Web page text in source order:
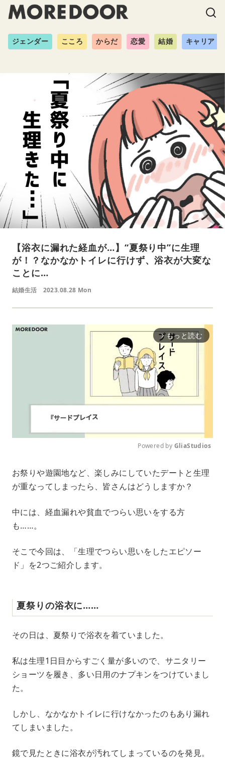
ジェンダー こころ からだ 恋愛 結婚 キャリア
【浴衣に漏れた経血が…】“夏祭り中”に生理
が！？なかなかトイレに行けず、浴衣が大変な
ことに…
結婚生活 2023.08.28 Mon
arrow_forward_ios もっと読む
u
t
Powered by GliaStudios
お祭りや遊園地など、楽しみにしていたデートと生理
が重なってしまったら、皆さんはどうしますか？
中には、経血漏れや貧血でつらい思いをする方
も……。
そこで今回は、「生理でつらい思いをしたエピソー
ド」を2つご紹介します。
夏祭りの浴衣に……
その日は、夏祭りで浴衣を着ていました。
私は生理1日目からすごく量が多いので、サニタリー
ショーツを履き、多い日用のナプキンをつけていまし
た。
しかし、なかなかトイレに行けなかったのもあり漏れ
てしまいました。
鏡で見たときに浴衣が汚れてしまっているのを発見。